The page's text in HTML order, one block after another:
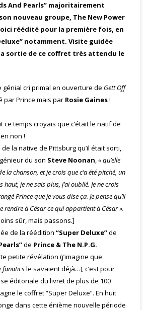
And Pearls” majoritairement
nouveau groupe, The New Power
réédité pour la première fois, en
notamment. Visite guidée
sortie de ce coffret très attendu le
génial cri primal en ouverture de Gett Off
par Prince mais par Rosie Gaines!
ce temps croyais que c’était le natif de
non !
de la native de Pittsburg qu’il était sorti,
du son Steve Noonan,« qu’elle
la chanson, et je crois que c’a été pitché, un
je ne sais plus, j’ai oublié. Je ne crois
Prince que je vous dise ça. Je pense qu’il
rendre à César ce qui appartient à César ».
sûr, mais passons.]
de la réédition “Super Deluxe”de
de Prince & The N.P.G.
petite révélation (j’imagine que
fanaticsle savaient déjà…), c’est pour
éditoriale du livret de plus de 100
le coffret “Super Deluxe”. En huit
dans cette énième nouvelle période